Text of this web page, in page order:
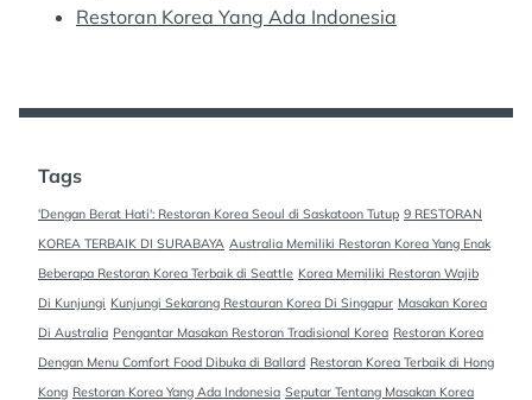
Restoran Korea Yang Ada Indonesia
Tags
'Dengan Berat Hati': Restoran Korea Seoul di Saskatoon Tutup 9 RESTORAN
KOREA TERBAIK DI SURABAYA Australia Memiliki Restoran Korea Yang Enak
Beberapa Restoran Korea Terbaik di Seattle Korea Memiliki Restoran Wajib
Di Kunjungi Kunjungi Sekarang Restauran Korea Di Singapur Masakan Korea
Di Australia Pengantar Masakan Restoran Tradisional Korea Restoran Korea
Dengan Menu Comfort Food Dibuka di Ballard Restoran Korea Terbaik di Hong
Kong Restoran Korea Yang Ada Indonesia Seputar Tentang Masakan Korea